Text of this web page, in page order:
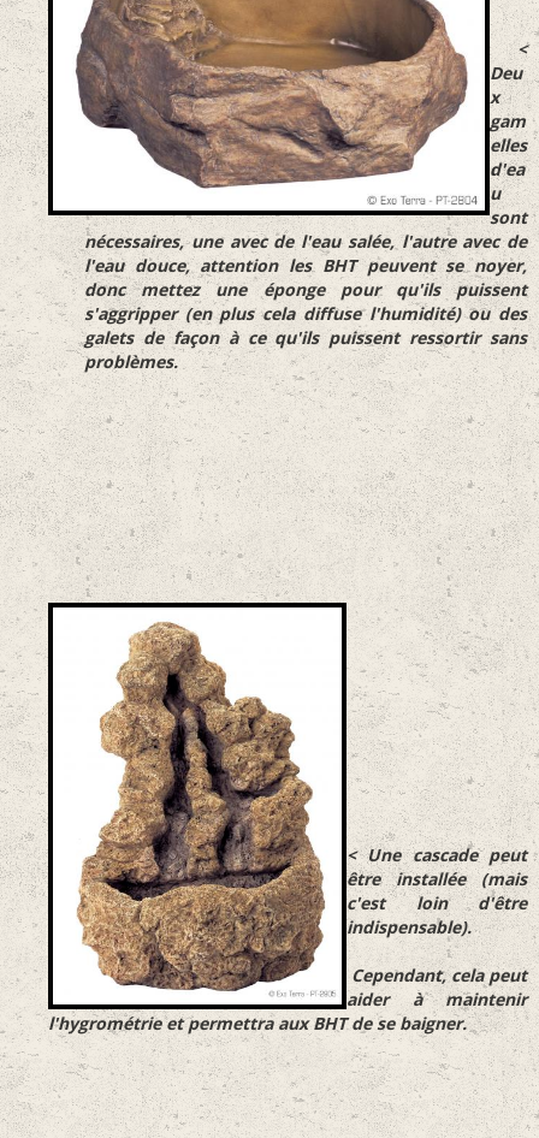
<
Deu
x
gam
elles
d'ea
u
sont
nécessaires, une avec de l'eau salée, l'autre avec de
l'eau douce, attention les BHT peuvent se noyer,
donc mettez une éponge pour qu'ils puissent
s'aggripper (en plus cela diffuse l'humidité) ou des
galets de façon à ce qu'ils puissent ressortir sans
problèmes.
< Une cascade peut
être installée (mais
c'est loin d'être
indispensable).
Cependant, cela peut
aider à maintenir
l'hygrométrie et permettra aux BHT de se baigner.